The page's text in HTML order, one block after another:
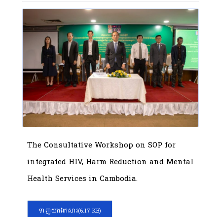
The Consultative Workshop on SOP for
integrated HIV, Harm Reduction and Mental
Health Services in Cambodia.
ទាញយកឯកសារ(6.17 KB)